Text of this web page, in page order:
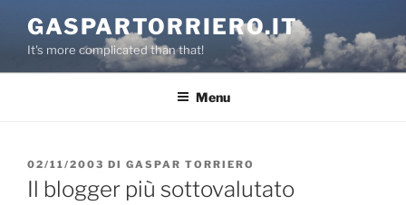
contenuto
GASPARTORRIERO.IT
It's more complicated than that!
Menu
PUBBLICATO
IL
02/11/2003 DI GASPAR TORRIERO
Il blogger più sottovalutato